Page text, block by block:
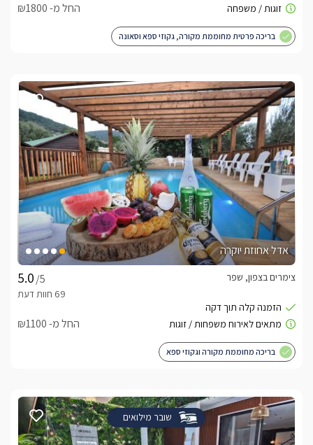
החל מ- ₪1800
בריכה פרטית מחוממת מקורה, גקוזי ספא וסאונה
אדל אחוזת יוקרה
/5
צימרים בצפון, שפר
החל מ- ₪1100
בריכה מחוממת מקורה וגקוזי ספא
שובר מילואים